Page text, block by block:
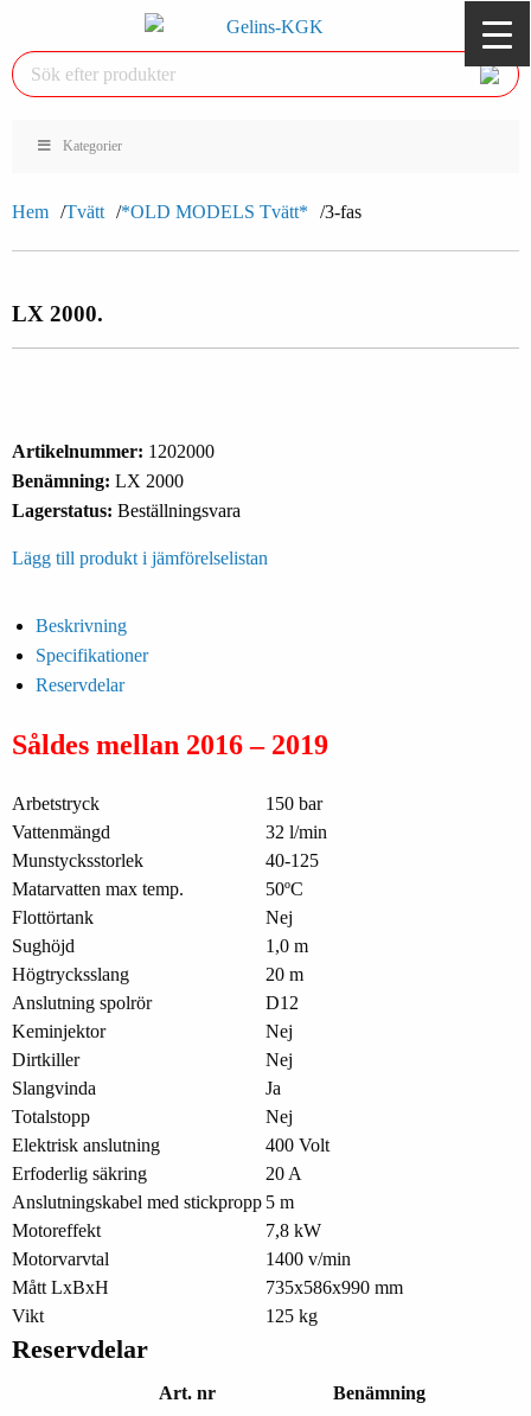
Kategorier
Hem Tvätt *OLD MODELS Tvätt* 3-fas
LX 2000.
Artikelnummer: 1202000
Benämning: LX 2000
Lagerstatus: Beställningsvara
Lägg till produkt i jämförelselistan
Beskrivning
Specifikationer
Reservdelar
Såldes mellan 2016 – 2019
Arbetstryck
150 bar
Vattenmängd
32 l/min
Munstycksstorlek
40-125
Matarvatten max temp.
50ºC
Flottörtank
Nej
Sughöjd
1,0 m
Högtrycksslang
20 m
Anslutning spolrör
D12
Keminjektor
Nej
Dirtkiller
Nej
Slangvinda
Ja
Totalstopp
Nej
Elektrisk anslutning
400 Volt
Erfoderlig säkring
20 A
Anslutningskabel med stickpropp 5 m
Motoreffekt
7,8 kW
Motorvarvtal
1400 v/min
Mått LxBxH
735x586x990 mm
Vikt
125 kg
Reservdelar
Art. nr
Benämning